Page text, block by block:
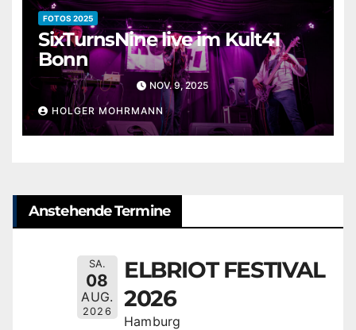
FOTOS 2025
SixTurnsNine live im Kult41
Bonn
NOV. 9, 2025
HOLGER MOHRMANN
Anstehende Termine
SA.
08
AUG.
2026
ELBRIOT FESTIVAL
2026
Hamburg